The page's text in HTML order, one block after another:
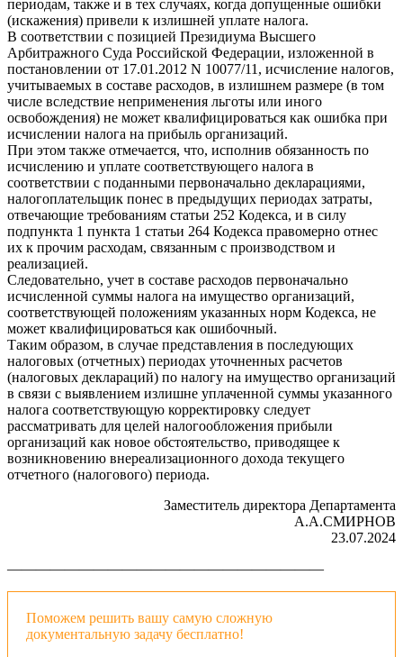
периодам, также и в тех случаях, когда допущенные ошибки
(искажения) привели к излишней уплате налога.
В соответствии с позицией Президиума Высшего
Арбитражного Суда Российской Федерации, изложенной в
постановлении от 17.01.2012 N 10077/11, исчисление налогов,
учитываемых в составе расходов, в излишнем размере (в том
числе вследствие неприменения льготы или иного
освобождения) не может квалифицироваться как ошибка при
исчислении налога на прибыль организаций.
При этом также отмечается, что, исполнив обязанность по
исчислению и уплате соответствующего налога в
соответствии с поданными первоначально декларациями,
налогоплательщик понес в предыдущих периодах затраты,
отвечающие требованиям статьи 252 Кодекса, и в силу
подпункта 1 пункта 1 статьи 264 Кодекса правомерно отнес
их к прочим расходам, связанным с производством и
реализацией.
Следовательно, учет в составе расходов первоначально
исчисленной суммы налога на имущество организаций,
соответствующей положениям указанных норм Кодекса, не
может квалифицироваться как ошибочный.
Таким образом, в случае представления в последующих
налоговых (отчетных) периодах уточненных расчетов
(налоговых деклараций) по налогу на имущество организаций
в связи с выявлением излишне уплаченной суммы указанного
налога соответствующую корректировку следует
рассматривать для целей налогообложения прибыли
организаций как новое обстоятельство, приводящее к
возникновению внереализационного дохода текущего
отчетного (налогового) периода.
Заместитель директора Департамента
А.А.СМИРНОВ
23.07.2024
——————————————————————
Поможем решить вашу самую сложную
документальную задачу бесплатно!